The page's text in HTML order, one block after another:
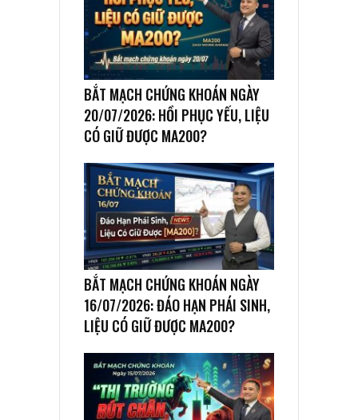
BẮT MẠCH CHỨNG KHOÁN NGÀY
20/07/2026: HỒI PHỤC YẾU, LIỆU
CÓ GIỮ ĐƯỢC MA200?
BẮT MẠCH CHỨNG KHOÁN NGÀY
16/07/2026: ĐÁO HẠN PHÁI SINH,
LIỆU CÓ GIỮ ĐƯỢC MA200?